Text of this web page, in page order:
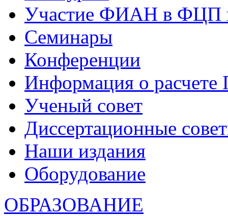
Участие ФИАН в ФЦП
Семинары
Конференции
Информация о
Ученый совет
Диссертационные
Наши издания
Оборудование
ОБРАЗОВАНИЕ